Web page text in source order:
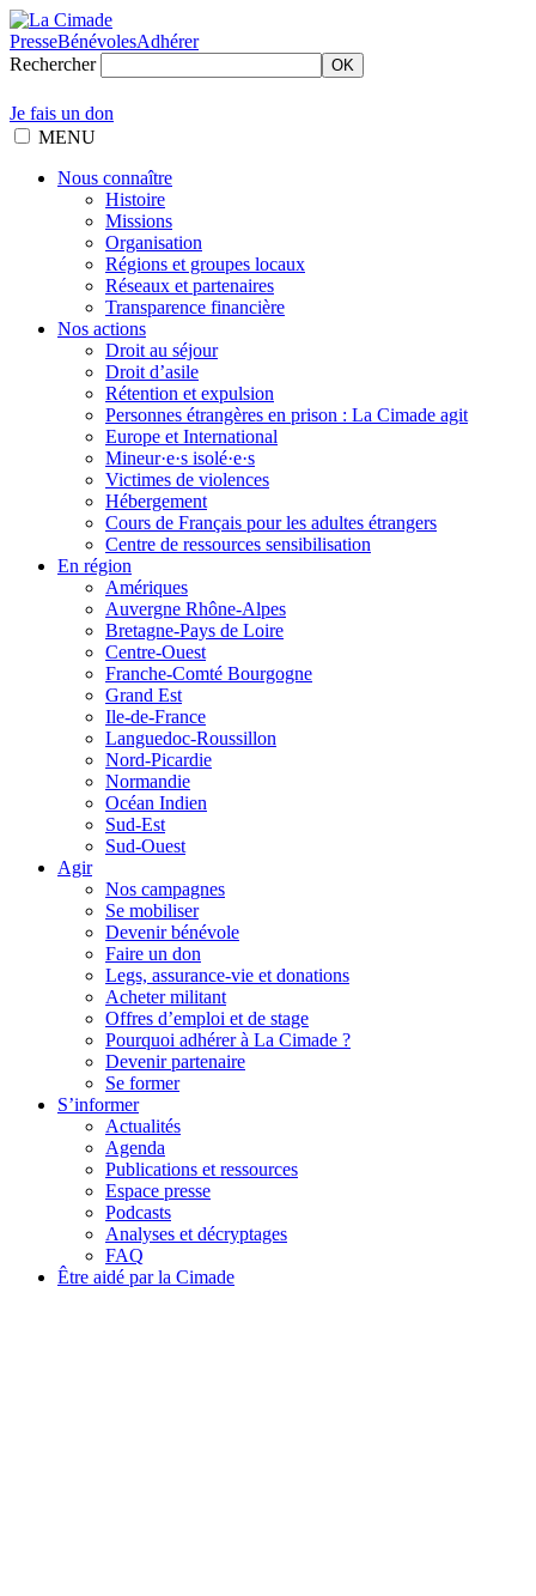
PresseBénévolesAdhérer
Rechercher
OK
Je fais un don
MENU
Nous connaître
Histoire
Missions
Organisation
Régions et groupes locaux
Réseaux et partenaires
Transparence financière
Nos actions
Droit au séjour
Droit d’asile
Rétention et expulsion
Personnes étrangères en prison : La Cimade agit
Europe et International
Mineur·e·s isolé·e·s
Victimes de violences
Hébergement
Cours de Français pour les adultes étrangers
Centre de ressources sensibilisation
En région
Amériques
Auvergne Rhône-Alpes
Bretagne-Pays de Loire
Centre-Ouest
Franche-Comté Bourgogne
Grand Est
Ile-de-France
Languedoc-Roussillon
Nord-Picardie
Normandie
Océan Indien
Sud-Est
Sud-Ouest
Agir
Nos campagnes
Se mobiliser
Devenir bénévole
Faire un don
Legs, assurance-vie et donations
Acheter militant
Offres d’emploi et de stage
Pourquoi adhérer à La Cimade ?
Devenir partenaire
Se former
S’informer
Actualités
Agenda
Publications et ressources
Espace presse
Podcasts
Analyses et décryptages
FAQ
Être aidé par la Cimade